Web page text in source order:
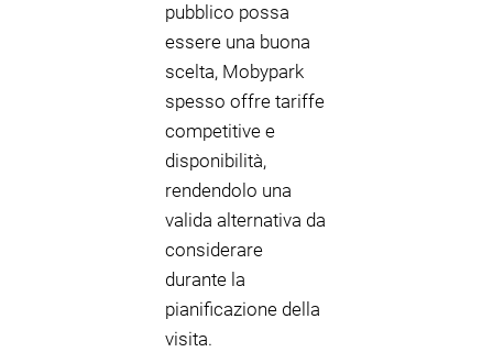
pubblico possa
essere una buona
scelta, Mobypark
spesso offre tariffe
competitive e
disponibilità,
rendendolo una
valida alternativa da
considerare
durante la
pianificazione della
visita.